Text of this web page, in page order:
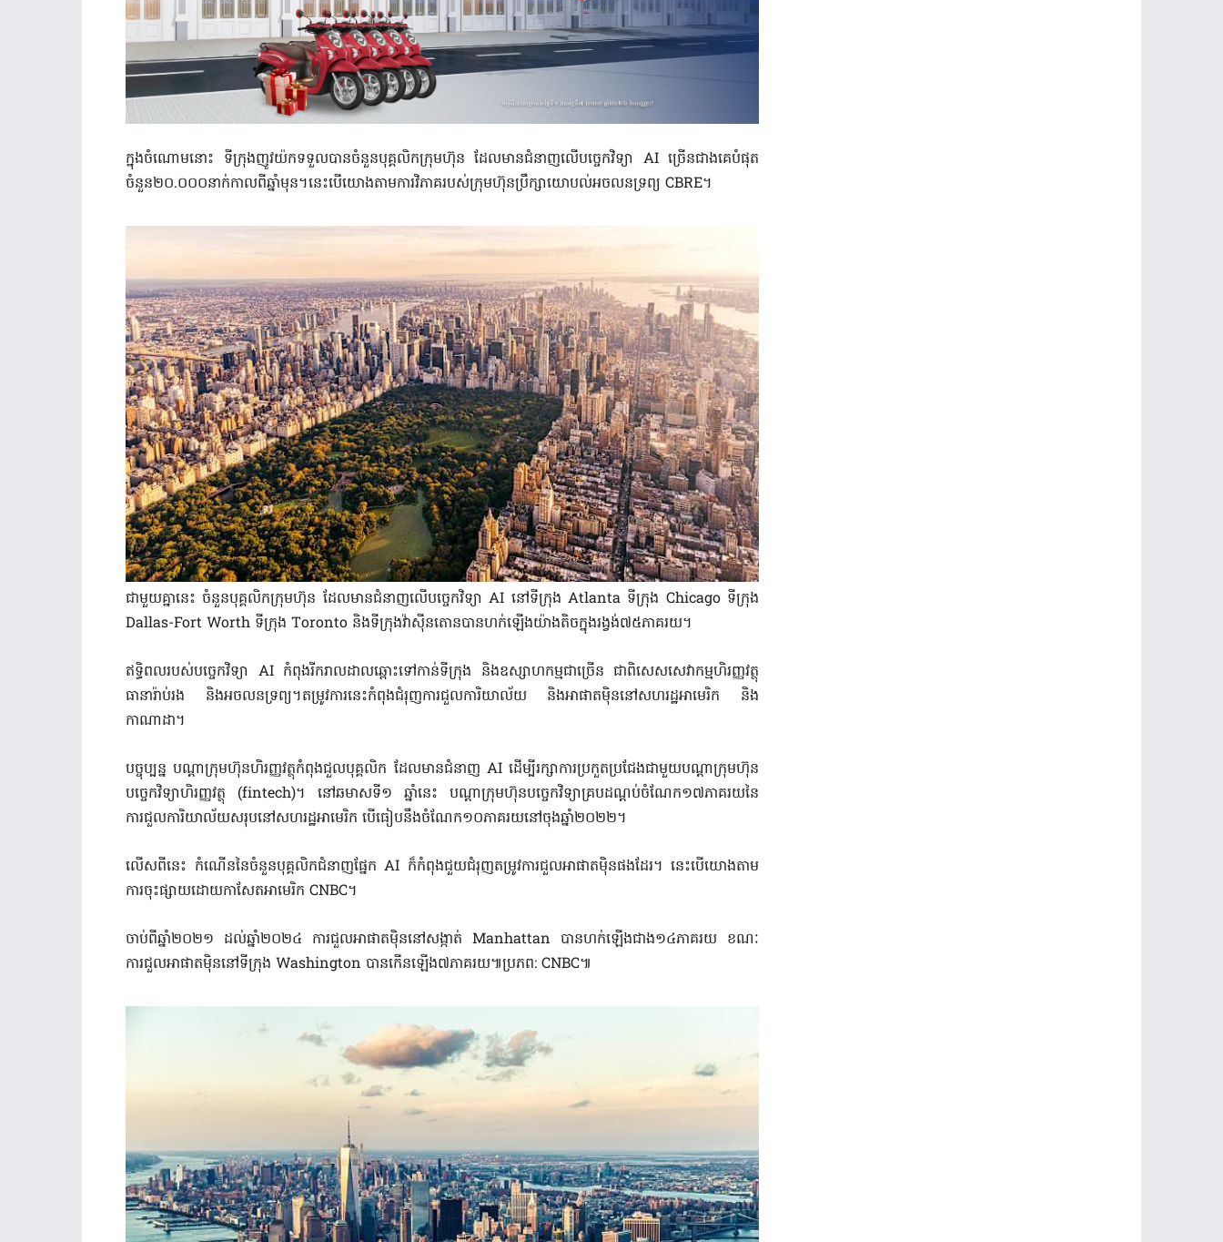
ក្នុងចំណោមនោះ ទីក្រុងញូវយ៉កទទួលបានចំនួនបុគ្គលិកក្រុមហ៊ុន ដែលមានជំនាញលើបច្ចេកវិទ្យា AI ច្រើនជាងគេបំផុត
ចំនួន២០.០០០នាក់កាលពីឆ្នាំមុន។នេះបើយោងតាមការវិភាគរបស់ក្រុមហ៊ុនប្រឹក្សាយោបល់អចលនទ្រព្យ CBRE។
ជាមួយគ្នានេះ ចំនួនបុគ្គលិកក្រុមហ៊ុន ដែលមានជំនាញលើបច្ចេកវិទ្យា AI នៅទីក្រុង Atlanta ទីក្រុង Chicago ទីក្រុង
Dallas-Fort Worth ទីក្រុង Toronto និងទីក្រុងវ៉ាសុីនតោនបានហក់ឡើងយ៉ាងតិចក្នុងរង្វង់៧៥ភាគរយ។
ឥទ្ធិពលរបស់បច្ចេកវិទ្យា AI កំពុងរីករាលដាលឆ្ពោះទៅកាន់ទីក្រុង និងឧស្សាហកម្មជាច្រើន ជាពិសេសសេវាកម្មហិរញ្ញវត្ថុ
ធានារ៉ាប់រង និងអចលនទ្រព្យ។តម្រូវការនេះកំពុងជំរុញការជួលការិយាល័យ និងអាផាតមុិននៅសហរដ្ឋអាមេរិក និង
កាណាដា។
បច្ចុប្បន្ន បណ្តាក្រុមហ៊ុនហិរញ្ញវត្ថុកំពុងជួលបុគ្គលិក ដែលមានជំនាញ AI ដើម្បីរក្សាការប្រកួតប្រជែងជាមួយបណ្តាក្រុមហ៊ុន
បច្ចេកវិទ្យាហិរញ្ញវត្ថុ (fintech)។ នៅឆមាសទី១ ឆ្នាំនេះ បណ្តាក្រុមហ៊ុនបច្ចេកវិទ្យាគ្របដណ្តប់ចំណែក១៧ភាគរយនៃ
ការជួលការិយាល័យសរុបនៅសហរដ្ឋអាមេរិក បើធៀបនឹងចំណែក១០ភាគរយនៅចុងឆ្នាំ២០២២។
លើសពីនេះ កំណើននៃចំនួនបុគ្គលិកជំនាញផ្នែក AI ក៏កំពុងជួយជំរុញតម្រូវការជួលអាផាតមុិនផងដែរ។ នេះបើយោងតាម
ការចុះផ្សាយដោយកាសែតអាមេរិក CNBC។
ចាប់ពីឆ្នាំ២០២១ ដល់ឆ្នាំ២០២៤ ការជួលអាផាតមុិននៅសង្កាត់ Manhattan បានហក់ឡើងជាង១៤ភាគរយ ខណៈ
ការជួលអាផាតមុិននៅទីក្រុង Washington បានកើនឡើង៧ភាគរយ៕ប្រភព: CNBC៕